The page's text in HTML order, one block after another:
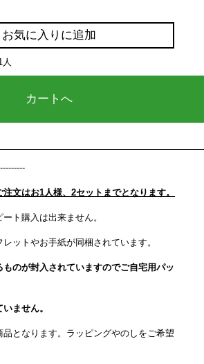
お気に入りに追加
カートへ
文はお1人様、2セットまでとなります。
ト購入は出来ません。
ットやお手紙が同梱されています。
のが封入されていますのでご自宅用パッ
ません。
となります。ラッピングやのしをご希望